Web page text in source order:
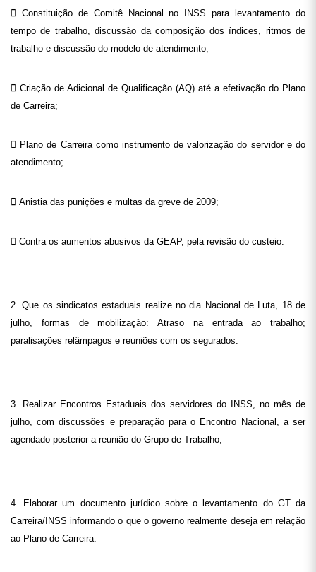
 Constituição de Comitê Nacional no INSS para levantamento do
tempo de trabalho, discussão da composição dos índices, ritmos de
trabalho e discussão do modelo de atendimento;
 Criação de Adicional de Qualificação (AQ) até a efetivação do Plano
de Carreira;
 Plano de Carreira como instrumento de valorização do servidor e do
atendimento;
 Anistia das punições e multas da greve de 2009;
 Contra os aumentos abusivos da GEAP, pela revisão do custeio.
2. Que os sindicatos estaduais realize no dia Nacional de Luta, 18 de
julho, formas de mobilização: Atraso na entrada ao trabalho;
paralisações relâmpagos e reuniões com os segurados.
3. Realizar Encontros Estaduais dos servidores do INSS, no mês de
julho, com discussões e preparação para o Encontro Nacional, a ser
agendado posterior a reunião do Grupo de Trabalho;
4. Elaborar um documento jurídico sobre o levantamento do GT da
Carreira/INSS informando o que o governo realmente deseja em relação
ao Plano de Carreira.